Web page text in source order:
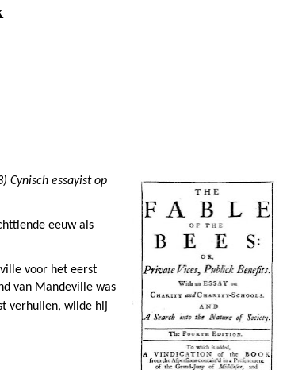
Cynisch essayist op
eeuw als
voor het eerst
van Mandeville was
verhullen, wilde hij